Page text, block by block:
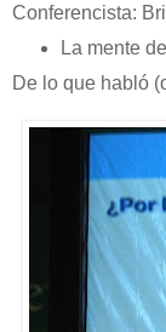
Conferencista:
La mente
De lo que habló